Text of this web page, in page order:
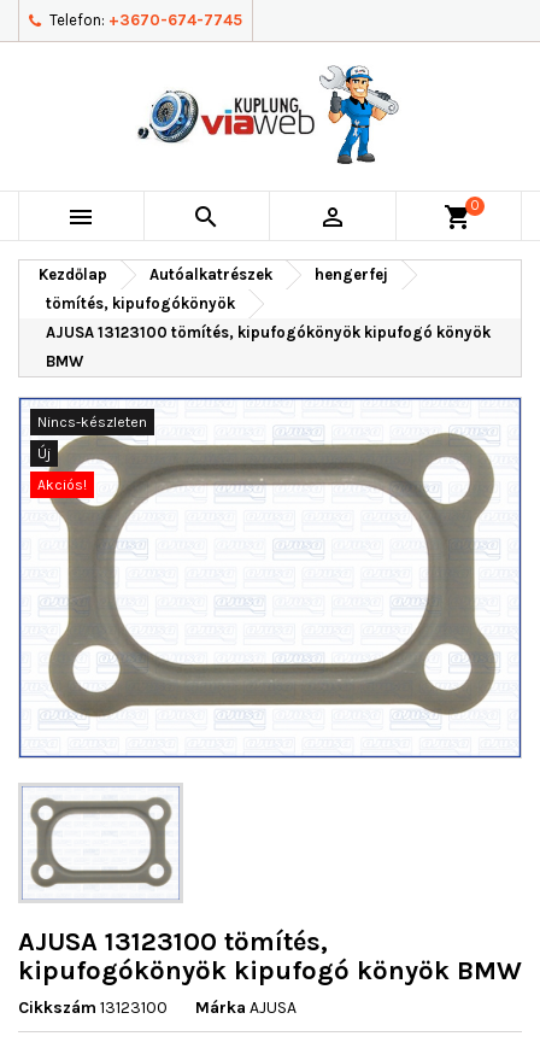
Telefon: +3670-674-7745
   shopping_cart0
Kezdőlap Autóalkatrészek
hengerfej
tömítés, kipufogókönyök
AJUSA 13123100 tömítés, kipufogókönyök kipufogó könyök
BMW
Nincs-készleten
Új
Akciós!
AJUSA 13123100 tömítés,
kipufogókönyök kipufogó könyök BMW
Cikkszám 13123100 Márka AJUSA